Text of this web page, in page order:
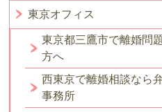
東京オフィス
東京都三鷹市で離婚問
方へ
西東京で離婚相談なら
事務所